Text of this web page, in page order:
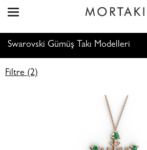
Swarovski Gümüş Takı Modelleri
Filtre (2)